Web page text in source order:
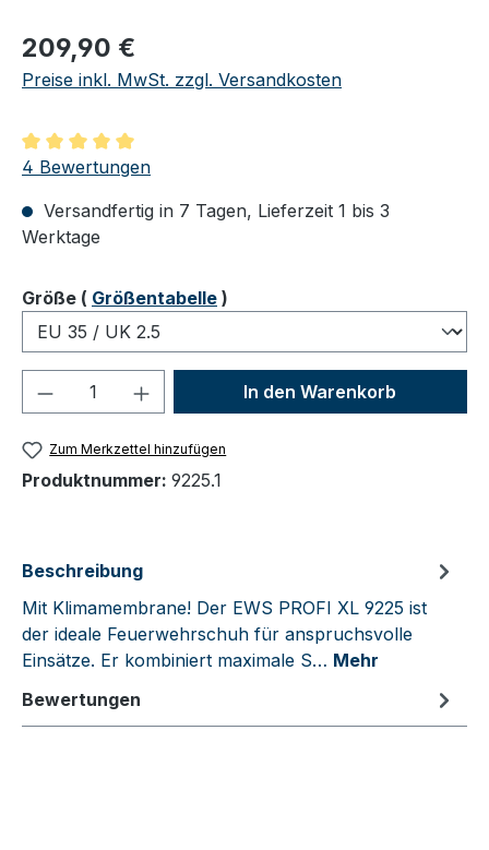
Regulärer Preis:
209,90 €
Preise inkl. MwSt. zzgl. Versandkosten
Durchschnittliche Bewertung von 5 von 5 Sternen
4 Bewertungen
Versandfertig in 7 Tagen, Lieferzeit 1 bis 3
Werktage
Größeauswählen
( Größentabelle )
Produkt Anzahl: Gib denIn den Warenkorb
Zum Merkzettel hinzufügen
Produktnummer: 9225.1
Beschreibung
Mit Klimamembrane! Der EWS PROFI XL 9225 ist
der ideale Feuerwehrschuh für anspruchsvolle
Einsätze. Er kombiniert maximale S… Mehr
Bewertungen